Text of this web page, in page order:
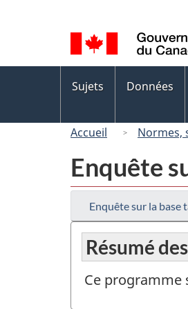
de
la
langue
des
Sujets Données
Accueil
Normes,
Enquête
Enquête sur la base
Résumé
Ce programme